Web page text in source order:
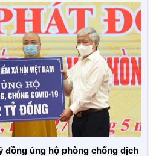
đồng ủng hộ phòng chống dịch